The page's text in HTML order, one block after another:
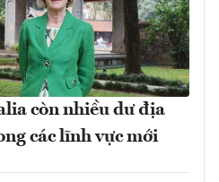
còn nhiều dư địa
các lĩnh vực mới